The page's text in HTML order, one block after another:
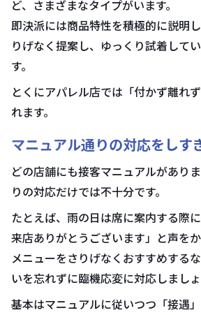
ど、さまざまなタイプがいます。
即決派には商品特性を積極的に説明
りげなく提案し、ゆっくり試着して
す。
とくにアパレル店では「付かず離れ
れます。
マニュアル通りの対応をしす
どの店舗にも接客マニュアルがあり
りの対応だけでは不十分です。
たとえば、雨の日は席に案内する際
来店ありがとうございます」と声を
メニューをさりげなくおすすめする
いを忘れずに臨機応変に対応しましょ
基本はマニュアルに従いつつ「接遇